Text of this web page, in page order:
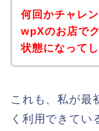
何回かチャレ
wpXのお店で
状態になってし
これも、私が最
く利用できてい